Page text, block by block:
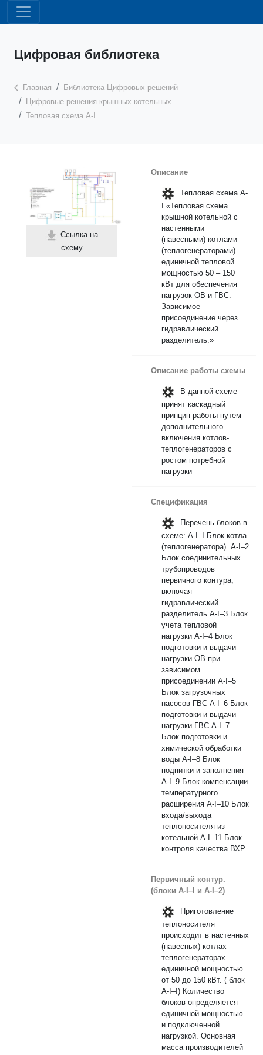
Цифровая библиотека
Главная
Библиотека Цифровых решений
Цифровые решения крышных котельных
Тепловая схема А-I
Ссылка на
схему
Описание
Тепловая схема А-
I «Тепловая схема
крышной котельной с
настенными
(навесными) котлами
(теплогенераторами)
единичной тепловой
мощностью 50 – 150
кВт для обеспечения
нагрузок ОВ и ГВС.
Зависимое
присоединение через
гидравлический
разделитель.»
Описание работы схемы
В данной схеме
принят каскадный
принцип работы путем
дополнительного
включения котлов-
теплогенераторов с
ростом потребной
нагрузки
Спецификация
Перечень блоков в
схеме: А-I–I Блок котла
(теплогенератора). А-I–2
Блок соединительных
трубопроводов
первичного контура,
включая
гидравлический
разделитель А-I–3 Блок
учета тепловой
нагрузки А-I–4 Блок
подготовки и выдачи
нагрузки ОВ при
зависимом
присоединении А-I–5
Блок загрузочных
насосов ГВС А-I–6 Блок
подготовки и выдачи
нагрузки ГВС А-I–7
Блок подготовки и
химической обработки
воды А-I–8 Блок
подпитки и заполнения
А-I–9 Блок компенсации
температурного
расширения А-I–10 Блок
входа/выхода
теплоносителя из
котельной А-I–11 Блок
контроля качества ВХР
Первичный контур.
(блоки А-I–I и А-I–2)
Приготовление
теплоносителя
происходит в настенных
(навесных) котлах –
теплогенераторах
единичной мощностью
от 50 до 150 кВт. ( блок
А-I–I) Количество
блоков определяется
единичной мощностью
и подключенной
нагрузкой. Основная
масса производителей